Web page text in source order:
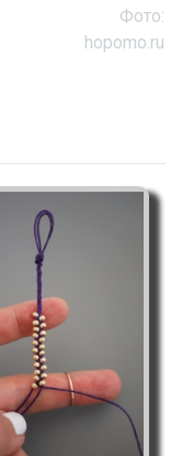
Фото:
hopomo.ru